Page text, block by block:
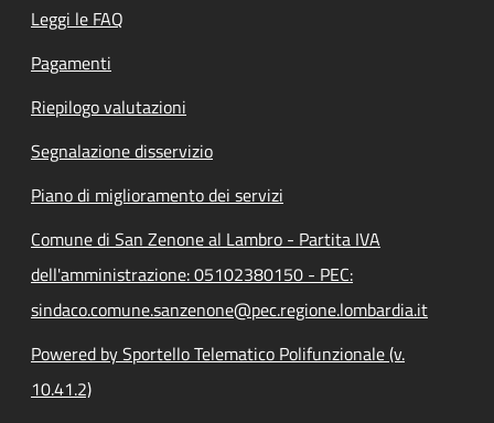
Leggi le FAQ
Pagamenti
Riepilogo valutazioni
Segnalazione disservizio
Piano di miglioramento dei servizi
Comune di San Zenone al Lambro - Partita IVA
dell'amministrazione: 05102380150 - PEC:
sindaco.comune.sanzenone@pec.regione.lombardia.it
Powered by Sportello Telematico Polifunzionale (v.
10.41.2)